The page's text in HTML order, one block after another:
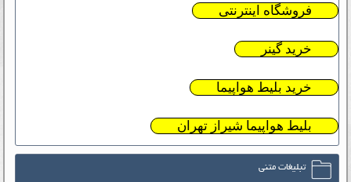
فروشگاه اینترنتی
خرید گینر
خرید بلیط هواپیما
بلیط هواپیما شیراز تهران
تبلیغات متنی